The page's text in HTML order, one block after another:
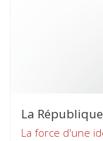
La République
La force d'une